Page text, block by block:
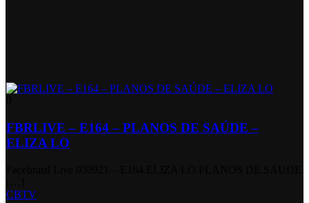
FBRLIVE – E164 – PLANOS DE SAÚDE –
ELIZA LO
CBTV